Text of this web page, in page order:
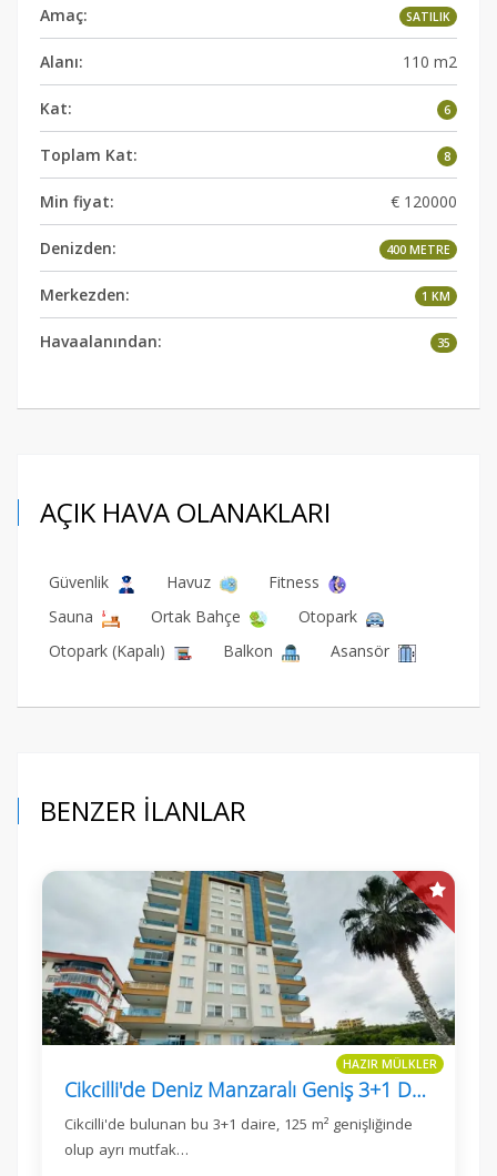
Amaç: SATILIK
Alanı: 110 m2
Kat: 6
Toplam Kat: 8
Min fiyat: € 120000
Denizden: 400 METRE
Merkezden: 1 KM
Havaalanından: 35
AÇIK HAVA OLANAKLARI
Güvenlik Havuz
Fitness
Sauna
Ortak Bahçe
Otopark
Otopark (Kapalı)
Balkon Asansör
BENZER İLANLAR
HAZIR MÜLKLER
Cikcilli'de Deniz Manzaralı Geniş 3+1 Daire
Cikcilli'de bulunan bu 3+1 daire, 125 m² genişliğinde
olup ayrı mutfak…